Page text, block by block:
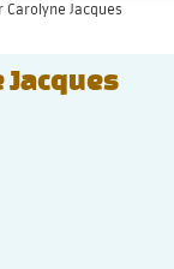
Carolyne Jacques
Jacques